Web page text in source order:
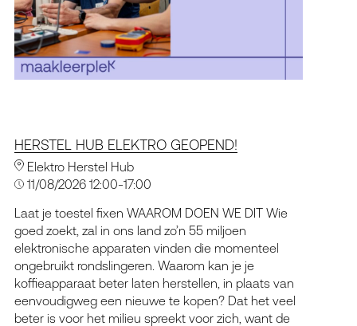
HERSTEL HUB ELEKTRO GEOPEND!
Elektro Herstel Hub
11/08/2026 12:00-17:00
Laat je toestel fixen WAAROM DOEN WE DIT Wie
goed zoekt, zal in ons land zo’n 55 miljoen
elektronische apparaten vinden die momenteel
ongebruikt rondslingeren. Waarom kan je je
koffieapparaat beter laten herstellen, in plaats van
eenvoudigweg een nieuwe te kopen? Dat het veel
beter is voor het milieu spreekt voor zich, want de